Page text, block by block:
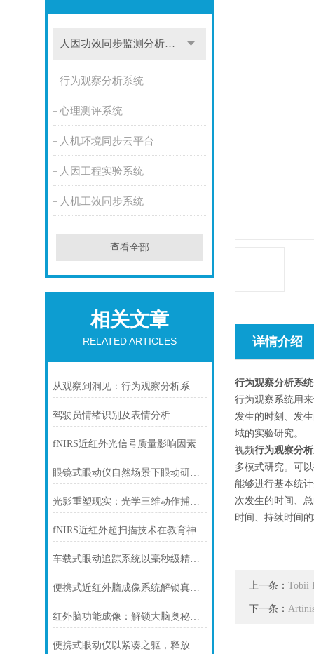
人因功效同步监测分析系统
行为观察分析系统
心理测评系统
人机环境同步云平台
人因工程实验系统
人机工效同步系统
查看全部
相关文章
RELATED ARTICLES
从观察到洞见：行为观察分析系统如何重塑认知科学研究
驾驶员情绪识别及表情分析
fNIRS近红外光信号质量影响因素
眼镜式眼动仪自然场景下眼动研究的革新工具
光影重塑现实：光学三维动作捕捉系统的技术演进与未来图景
fNIRS近红外超扫描技术在教育神经科学中的研究
车载式眼动追踪系统以毫秒级精度重塑智能驾驶安全新范式
便携式近红外脑成像系统解锁真实场景下的脑科学密码
红外脑功能成像：解锁大脑奥秘的“透视镜”
便携式眼动仪以紧凑之躯，释放科研与产业的无限潜能
详情介绍
行为观察分析系统
行为观察系统用
发生的时刻、发
域的实验研究。
视频行为观察分
多模式研究。可
能够进行基本统
次发生的时间、
时间、持续时间
上一条： Tobii
下一条：